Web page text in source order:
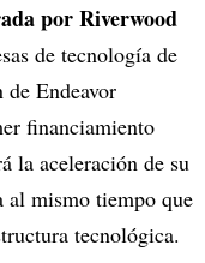
por Riverwood
de tecnología de
Endeavor
financiamiento
la aceleración de su
al mismo tiempo que
tecnológica.